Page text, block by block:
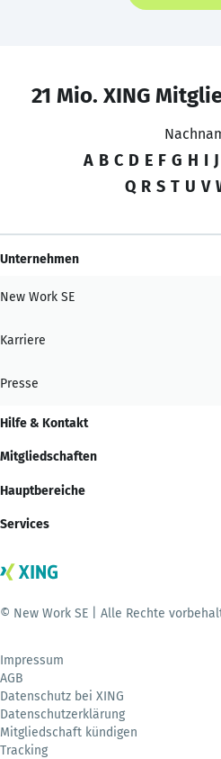
21 Mio. XING
A B C D E F G H I J
Q R S T U V
Unternehmen
New Work SE
Karriere
Presse
Hilfe & Kontakt
Mitgliedschaften
Hauptbereiche
Services
© New Work SE | Alle Rechte
Impressum
AGB
Datenschutz bei XING
Datenschutzerklärung
Mitgliedschaft kündigen
Tracking